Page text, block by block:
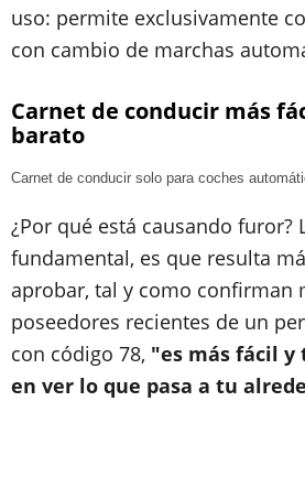
uso: permite exclusivamente
con cambio de marchas
Carnet de conducir más
barato
Carnet de conducir solo para coches
¿Por qué está causando furor?
fundamental, es que resulta
aprobar, tal y como confirman
poseedores recientes de un
con código 78, "es más fácil y
en ver lo que pasa a tu